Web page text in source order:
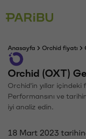
Anasayfa Orchid fiyatı
Orchid (OXT)
Orchid'in yıllar içindeki
Performansını ve
iyi analiz edin.
18 Mart 2023